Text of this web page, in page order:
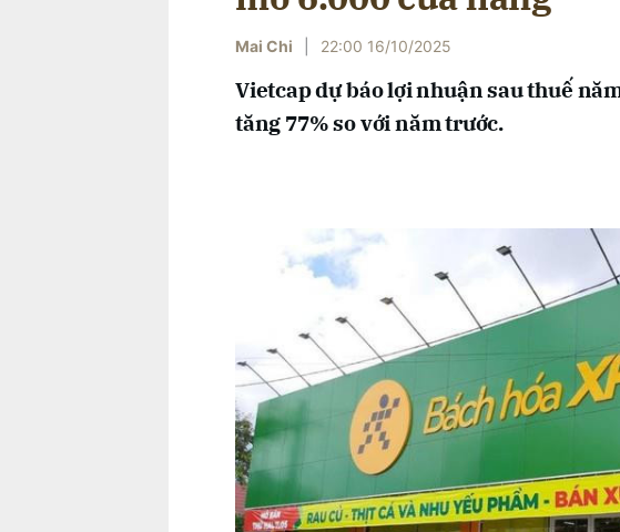
Mai Chi 22:00 16/10/2025
Vietcap dự báo lợi nhuận sau thuế
tăng 77% so với năm trước.